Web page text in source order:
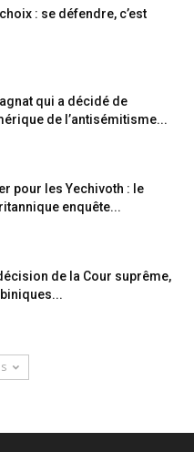
: se défendre, c’est
qui a décidé de
de l’antisémitisme...
pour les Yechivoth : le
enquête...
de la Cour suprême,